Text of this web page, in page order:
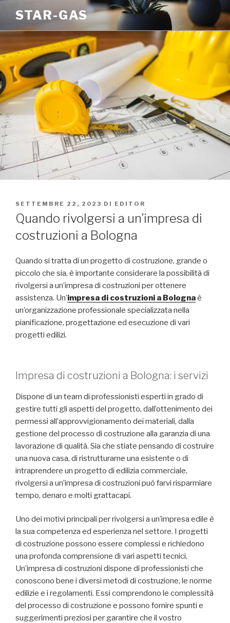
contenuto
STAR-GAS
PUBBLICATO
IL
SETTEMBRE 22, 2023 DI EDITOR
Quando rivolgersi a un’impresa di
costruzioni a Bologna
Quando si tratta di un progetto di costruzione, grande o
piccolo che sia, è importante considerare la possibilità di
rivolgersi a un’impresa di costruzioni per ottenere
assistenza. Un’impresa di costruzioni a Bolognaè
un’organizzazione professionale specializzata nella
pianificazione, progettazione ed esecuzione di vari
progetti edilizi.
Impresa di costruzioni a Bologna: i servizi
Dispone di un team di professionisti esperti in grado di
gestire tutti gli aspetti del progetto, dall’ottenimento dei
permessi all’approvvigionamento dei materiali, dalla
gestione del processo di costruzione alla garanzia di una
lavorazione di qualità. Sia che stiate pensando di costruire
una nuova casa, di ristrutturarne una esistente o di
intraprendere un progetto di edilizia commerciale,
rivolgersi a un’impresa di costruzioni può farvi risparmiare
tempo, denaro e molti grattacapi.
Uno dei motivi principali per rivolgersi a un’impresa edile è
la sua competenza ed esperienza nel settore. I progetti
di costruzione possono essere complessi e richiedono
una profonda comprensione di vari aspetti tecnici.
Un’impresa di costruzioni dispone di professionisti che
conoscono bene i diversi metodi di costruzione, le norme
edilizie e i regolamenti. Essi comprendono le complessità
del processo di costruzione e possono fornire spunti e
suggerimenti preziosi per garantire che il vostro